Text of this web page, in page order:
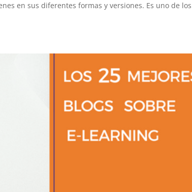
en sus diferentes formas y versiones. Es uno de los